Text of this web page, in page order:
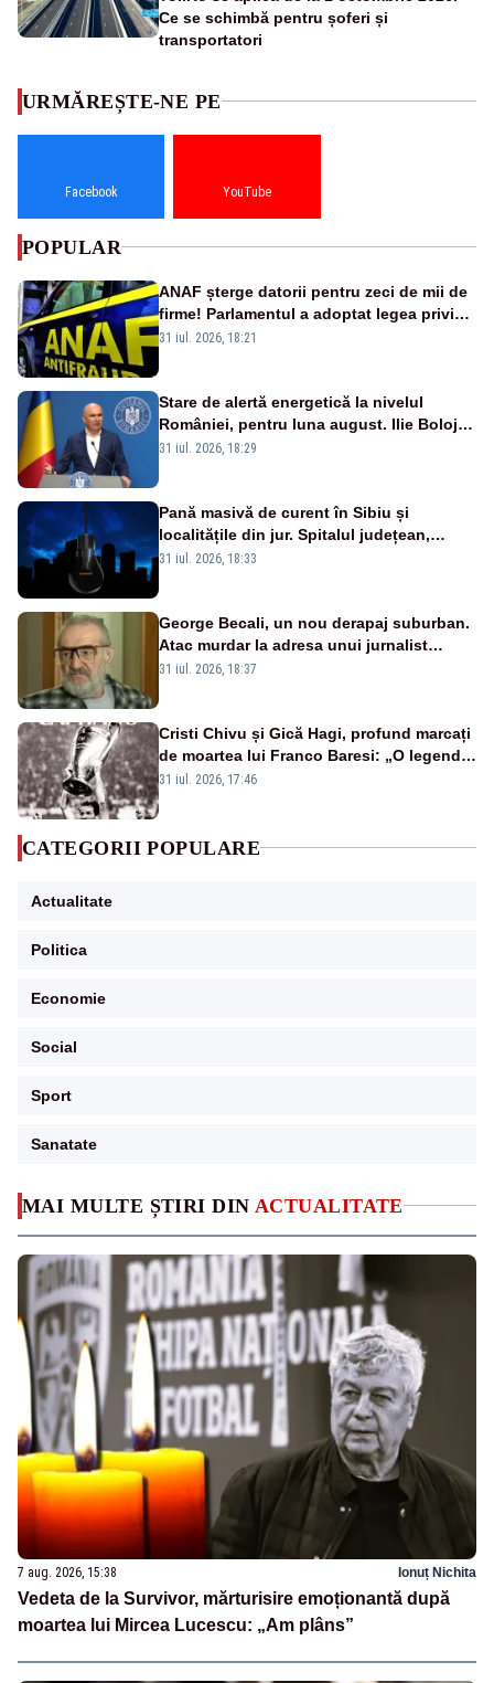
Ce se schimbă pentru șoferi și
transportatori
MAI MULTE ȘTIRI DIN ACTUALITATE
7 aug. 2026, 15:38 Ionuț Nichita
Vedeta de la Survivor, mărturisire emoționantă după
moartea lui Mircea Lucescu: „Am plâns”
URMĂREȘTE-NE PE
Facebook YouTube
POPULAR
ANAF șterge datorii pentru zeci de mii de
firme! Parlamentul a adoptat legea privind
amnistia fiscală
31 iul. 2026, 18:21
Stare de alertă energetică la nivelul
României, pentru luna august. Ilie Bolojan
a anunțat importuri și posibile restricții –
31 iul. 2026, 18:29
Pană masivă de curent în Sibiu și
localitățile din jur. Spitalul județean,
semafoarele, rețelele de telefonie, grav
31 iul. 2026, 18:33
George Becali, un nou derapaj suburban.
Atac murdar la adresa unui jurnalist
sportiv – AUDIO
31 iul. 2026, 18:37
Cristi Chivu și Gică Hagi, profund marcați
de moartea lui Franco Baresi: „O legendă
a fotbalului mondial”
31 iul. 2026, 17:46
CATEGORII POPULARE
Actualitate
Politica
Economie
Social
Sport
Sanatate